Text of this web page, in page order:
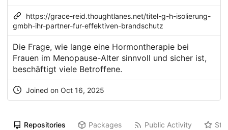
https://grace-reid.thoughtlanes.net/titel-g-h-isolierung-
gmbh-ihr-partner-fur-effektiven-brandschutz
Die Frage, wie lange eine Hormontherapie bei
Frauen im Menopause-Alter sinnvoll und sicher ist,
beschäftigt viele Betroffene.
Joined on Oct 16, 2025
Repositories Packages Public Activity